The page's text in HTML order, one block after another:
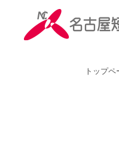
トップペ